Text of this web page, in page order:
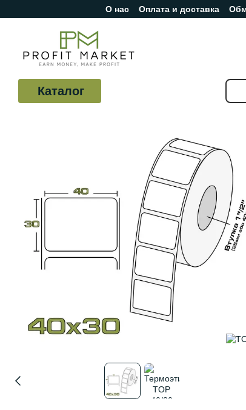
Перейти к основному контенту
О нас Оплата и доставка
Отзывы о магазине
Каталог